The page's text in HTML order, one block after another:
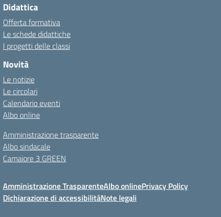
Didattica
Offerta formativa
Le schede didattiche
I progetti delle classi
Novità
Le notizie
Le circolari
Calendario eventi
Albo online
Amministrazione trasparente
Albo sindacale
Camaiore 3 GREEN
Amministrazione TrasparenteAlbo onlinePrivacy Policy
Dichiarazione di accessibilitàNote legali